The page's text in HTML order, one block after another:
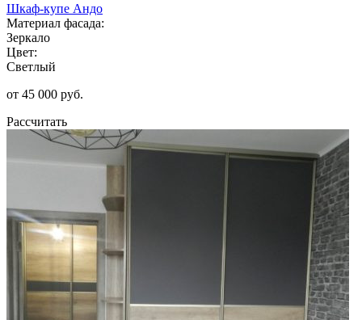
Шкаф-купе Андо
Материал фасада:
Зеркало
Цвет:
Светлый
от 45 000 руб.
Рассчитать